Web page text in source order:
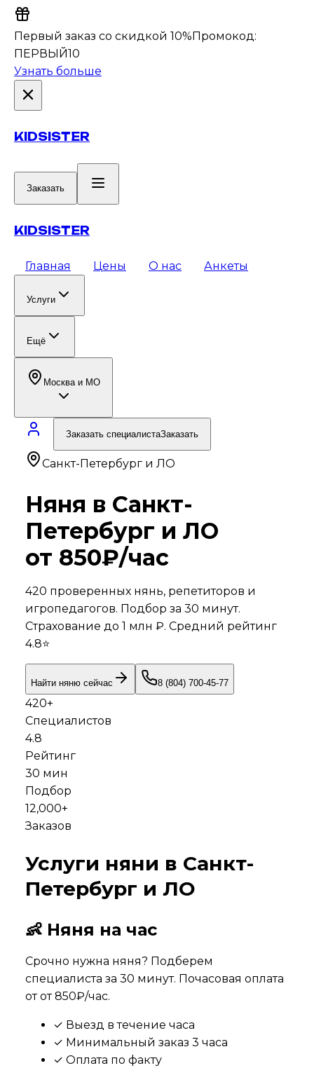
Первый заказ со скидкой 10%Промокод:
ПЕРВЫЙ10
Узнать больше
KIDSISTER
Заказать
KIDSISTER
Главная Цены О нас Анкеты
Услуги
Ещё
Москва и МО
Заказать специалистаЗаказать
Санкт-Петербург и ЛО
Няня в Санкт-
Петербург и ЛО
от 850₽/час
420 проверенных нянь, репетиторов и
игропедагогов. Подбор за 30 минут.
Страхование до 1 млн ₽. Средний рейтинг
4.8⭐
Найти няню сейчас 8 (804) 700-45-77
420+
Специалистов
4.8
Рейтинг
30 мин
Подбор
12,000+
Заказов
Услуги няни в Санкт-
Петербург и ЛО
👶 Няня на час
Срочно нужна няня? Подберем
специалиста за 30 минут. Почасовая оплата
отот 850₽/час.
✓ Выезд в течение часа
✓ Минимальный заказ 3 часа
✓ Оплата по факту